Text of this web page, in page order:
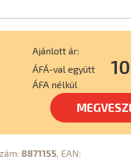
Ajánlott ár:
ÁFÁ-val együtt
ÁFA nélkül
8871155, EAN: